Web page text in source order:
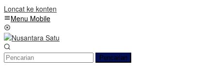
Loncat ke konten
Menu Mobile
Pencarian